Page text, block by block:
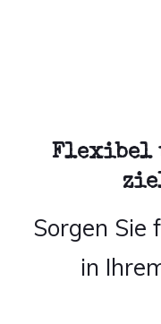
Flexibel
Sorgen Sie
in